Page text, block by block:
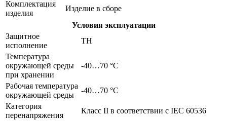
Комплектация
изделия
Изделие в сборе
Условия эксплуатации
Защитное
исполнение
TH
Температура
окружающей среды
при хранении
-40…70 °C
Рабочая температура
окружающей среды
-40…70 °C
Категория
перенапряжения
Класс II в соответствии с IEC 60536